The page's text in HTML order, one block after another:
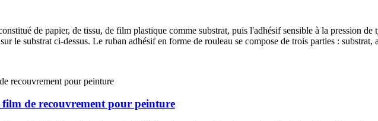
de papier, de tissu, de film plastique comme substrat, puis l'adhésif sensible à la pression
le substrat ci-dessus. Le ruban adhésif en forme de rouleau se compose de trois parties :
film de recouvrement pour peinture